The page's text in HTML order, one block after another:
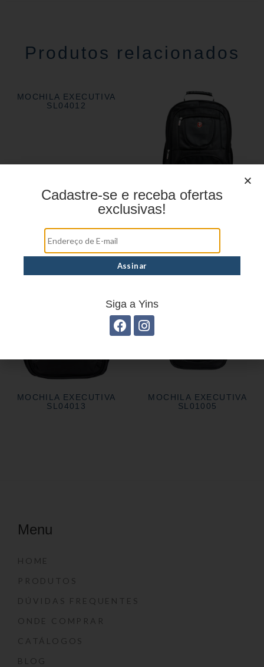
Produtos relacionados
MOCHILA EXECUTIVA
SL04012
YS28043
MOCHILA EXECUTIVA
SL04013
MOCHILA EXECUTIVA
SL01005
Menu
HOME
PRODUTOS
DÚVIDAS FREQUENTES
ONDE COMPRAR
CATÁLOGOS
BLOG
Cadastre-se e receba ofertas
exclusivas!
Siga a Yins